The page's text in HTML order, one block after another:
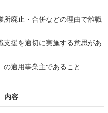
所廃止・合併などの理由で離職
支援を適切に実施する意思があ
の適用事業主であること
内容